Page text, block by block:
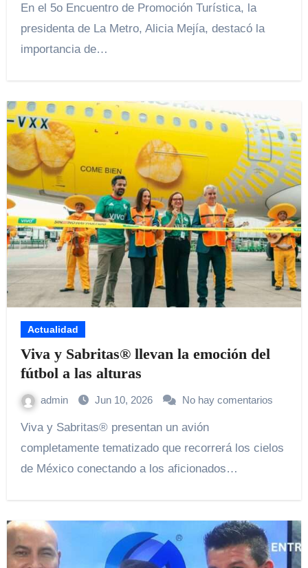
En el 5o Encuentro de Promoción Turística, la
presidenta de La Metro, Alicia Mejía, destacó la
importancia de…
Actualidad
Viva y Sabritas® llevan la emoción del
fútbol a las alturas
admin Jun 10, 2026 No hay comentarios
Viva y Sabritas® presentan un avión
completamente tematizado que recorrerá los cielos
de México conectando a los aficionados…